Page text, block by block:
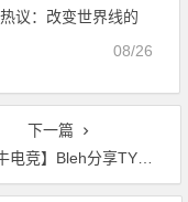
议：改变世界线的
08/26
下一篇
分享TYLOO新阵容传言：Starry与Jee加盟【EV扑克小游戏官网】